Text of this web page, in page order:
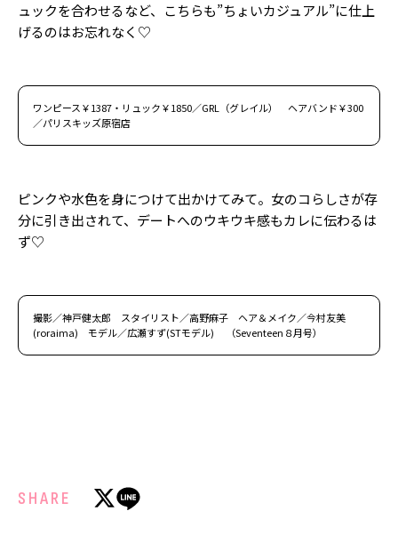
ュックを合わせるなど、こちらも”ちょいカジュアル”に仕上
げるのはお忘れなく♡
ワンピース￥1387・リュック￥1850／GRL（グレイル） ヘアバンド￥300
／パリスキッズ原宿店
ピンクや水色を身につけて出かけてみて。女のコらしさが存
分に引き出されて、デートへのウキウキ感もカレに伝わるは
ず♡
撮影／神戸健太郎 スタイリスト／高野麻子 ヘア＆メイク／今村友美
(roraima) モデル／広瀬すず(STモデル) （Seventeen８月号）
SHARE